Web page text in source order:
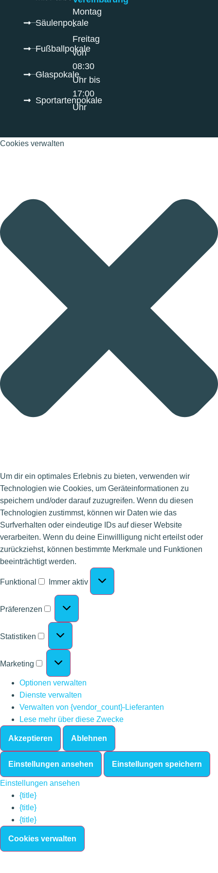
Säulenpokale
Fußballpokale
Glaspokale
Sportartenpokale
Montag
-
Freitag
von
08:30
Uhr bis
17:00
Uhr
Cookies verwalten
Um dir ein optimales Erlebnis zu bieten, verwenden wir
Technologien wie Cookies, um Geräteinformationen zu
speichern und/oder darauf zuzugreifen. Wenn du diesen
Technologien zustimmst, können wir Daten wie das
Surfverhalten oder eindeutige IDs auf dieser Website
verarbeiten. Wenn du deine Einwillligung nicht erteilst oder
zurückziehst, können bestimmte Merkmale und Funktionen
beeinträchtigt werden.
Funktional Immer aktiv
Präferenzen
Statistiken
Marketing
Optionen verwalten
Dienste verwalten
Verwalten von {vendor_count}-Lieferanten
Lese mehr über diese Zwecke
Akzeptieren Ablehnen
Einstellungen ansehen Einstellungen speichern
Einstellungen ansehen
{title}
{title}
{title}
Cookies verwalten